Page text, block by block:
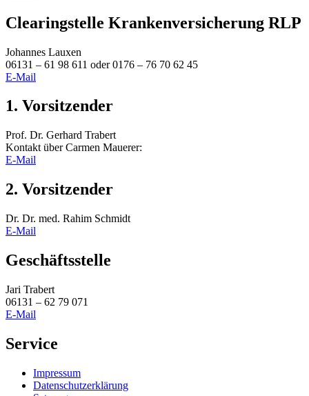
Clearingstelle Krankenversicherung RLP
Johannes Lauxen
06131 – 61 98 611 oder 0176 – 76 70 62 45
E-Mail
1. Vorsitzender
Prof. Dr. Gerhard Trabert
Kontakt über Carmen Mauerer:
E-Mail
2. Vorsitzender
Dr. Dr. med. Rahim Schmidt
E-Mail
Geschäftsstelle
Jari Trabert
06131 – 62 79 071
E-Mail
Service
Impressum
Datenschutzerklärung